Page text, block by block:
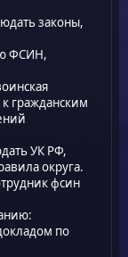
законы,
ФСИН,
гражданским
УК РФ,
округа.
фсин
по